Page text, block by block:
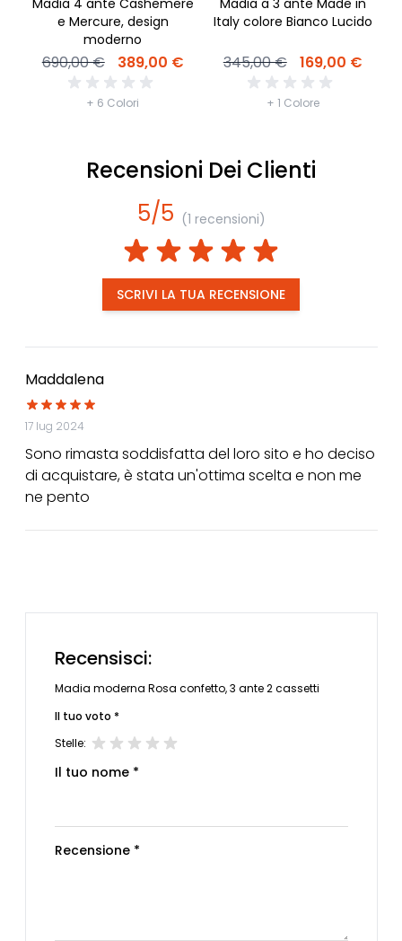
e Mercure, design
moderno
690,00 € 389,00 €
+ 6 Colori
Italy colore Bianco Lucido
345,00 € 169,00 €
+ 1 Colore
Recensioni Dei Clienti
5/5 (1 recensioni)
SCRIVI LA TUA RECENSIONE
Maddalena
17 lug 2024
Sono rimasta soddisfatta del loro sito e ho deciso
di acquistare, è stata un'ottima scelta e non me
ne pento
Recensisci:
Madia moderna Rosa confetto, 3 ante 2 cassetti
Il tuo voto *
Stelle:
Il tuo nome *
Recensione *